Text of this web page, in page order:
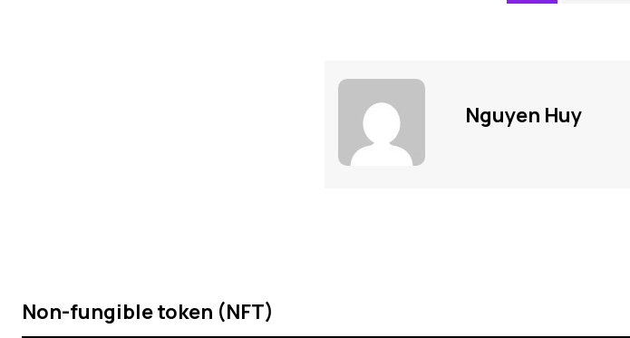
Nguyen Huy
Non-fungible token (NFT)